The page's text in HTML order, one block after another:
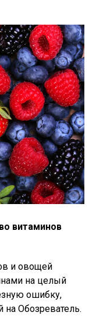
витаминов
и овощей
на целый
ошибку,
на Обозреватель.